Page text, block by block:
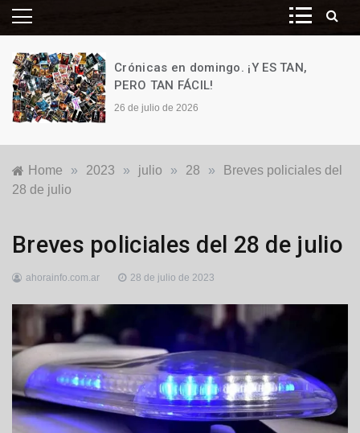
Crónicas en domingo. ¡Y ES TAN,
PERO TAN FÁCIL!
26 de julio de 2026
Home » 2023 » julio » 28 »
Breves policiales del
28 de julio
Policiales
y
Breves policiales del 28 de julio
ahorainfo.com.ar 28 de julio de 2023